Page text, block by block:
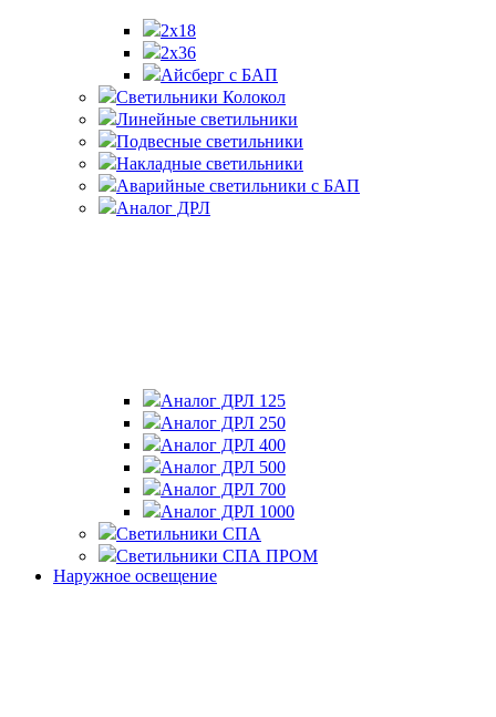
2х18
2х36
Айсберг с БАП
Светильники Колокол
Линейные светильники
Подвесные светильники
Накладные светильники
Аварийные светильники с БАП
Аналог ДРЛ
Аналог ДРЛ 125
Аналог ДРЛ 250
Аналог ДРЛ 400
Аналог ДРЛ 500
Аналог ДРЛ 700
Аналог ДРЛ 1000
Светильники СПА
Светильники СПА ПРОМ
Наружное освещение